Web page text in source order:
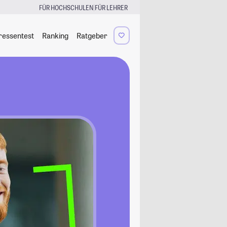
FÜR HOCHSCHULEN|FÜR LEHRER
Ranking Ratgeber